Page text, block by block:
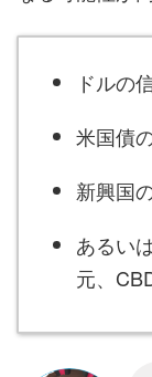
ドルの
米国債
新興国
あるい
元、